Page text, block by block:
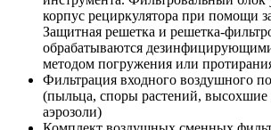
корпус рециркулятора при помощи
Защитная решетка и решетка-
обрабатываются
методом погружения или
Фильтрация входного воздушного
(пыльца, споры растений, высохшие
аэрозоли)